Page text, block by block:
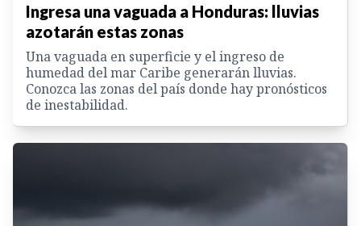
Ingresa una vaguada a Honduras: lluvias
azotarán estas zonas
Una vaguada en superficie y el ingreso de
humedad del mar Caribe generarán lluvias.
Conozca las zonas del país donde hay pronósticos
de inestabilidad.